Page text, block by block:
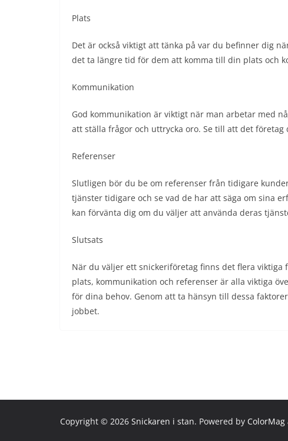
Plats
Det är också viktigt att tänka på var du befinner dig
det ta längre tid för dem att komma till din plats och
Kommunikation
God kommunikation är viktigt när man arbetar med
att ställa frågor och uttrycka oro. Se till att det
Referenser
Slutligen bör du be om referenser från tidigare
tjänster tidigare och se vad de har att säga om sina
kan förvänta dig om du väljer att använda deras
Slutsats
När du väljer ett snickeriföretag finns det flera
plats, kommunikation och referenser är alla viktiga
för dina behov. Genom att ta hänsyn till dessa
jobbet.
Copyright © 2026 Snickaren i stan. Powered by ColorMag